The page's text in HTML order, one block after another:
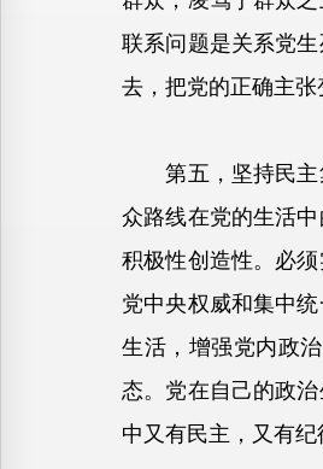
联系问题是关系党
去，把党的正确主张
第五，坚持民主集
众路线在党的生活
积极性创造性。必
党中央权威和集中
生活，增强党内政
态。党在自己的政
中又有民主，又有